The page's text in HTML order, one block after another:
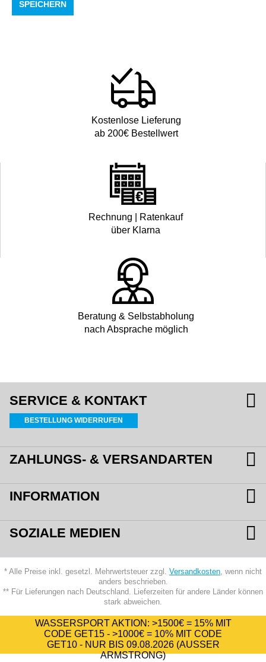
SPEICHERN
Kostenlose Lieferung
ab 200€ Bestellwert
Rechnung | Ratenkauf
über Klarna
Beratung & Selbstabholung
nach Absprache möglich
SERVICE & KONTAKT
BESTELLUNG WIDERRUFEN
ZAHLUNGS- & VERSANDARTEN
INFORMATION
SOZIALE MEDIEN
* Alle Preise inkl. gesetzl. Mehrwertsteuer zzgl. Versandkosten, wenn nicht
anders beschrieben.
** Für Lieferungen nach Deutschland. Lieferzeiten für andere Länder können
stark abweichen.
WASSERSPORT AKTION: >1500€ = 15%MIT
CODE GET15 - >1000€ = 10% MIT CODE
GET10- NUR BIS 09.08.2026 (AUSSER A
RMSTRONG)